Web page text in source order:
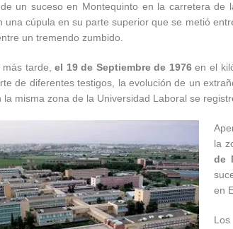
un suceso en Montequinto en la carretera de
una cúpula en su parte superior que se metió
un tremendo zumbido.
más tarde,el 19 de Septiembre de 1976en el
de diferentes testigos, la evolución de un
la misma zona de la Universidad Laboral se
la
de
en